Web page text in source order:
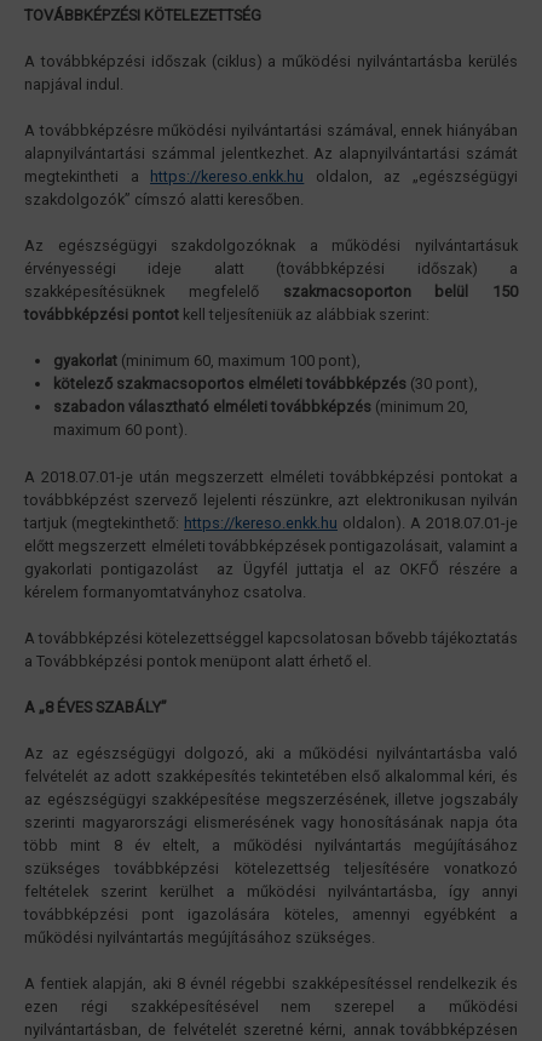
TOVÁBBKÉPZÉSI KÖTELEZETTSÉG
A továbbképzési időszak (ciklus) a működési nyilvántartásba kerülés
napjával indul.
A továbbképzésre működési nyilvántartási számával, ennek hiányában
alapnyilvántartási számmal jelentkezhet. Az alapnyilvántartási számát
megtekintheti a
https://kereso.enkk.hu oldalon, az „egészségügyi
szakdolgozók” címszó alatti keresőben.
Az egészségügyi szakdolgozóknak a működési nyilvántartásuk
érvényességi ideje alatt (továbbképzési időszak) a
szakképesítésüknek megfelelő szakmacsoporton belül 150
továbbképzési pontot kell teljesíteniük az alábbiak szerint:
gyakorlat (minimum 60, maximum 100 pont),
kötelező szakmacsoportos elméleti továbbképzés (30 pont),
szabadon választható elméleti továbbképzés (minimum 20,
maximum 60 pont).
A 2018.07.01-je után megszerzett elméleti továbbképzési pontokat a
továbbképzést szervező lejelenti részünkre, azt elektronikusan nyilván
tartjuk (megtekinthető: https://kereso.enkk.hu oldalon). A 2018.07.01-je
előtt megszerzett elméleti továbbképzések pontigazolásait, valamint a
gyakorlati pontigazolást az Ügyfél juttatja el az OKFŐ részére a
kérelem formanyomtatványhoz csatolva.
A továbbképzési kötelezettséggel kapcsolatosan bővebb tájékoztatás
a Továbbképzési pontok menüpont alatt érhető el.
A „8 ÉVES SZABÁLY”
Az az egészségügyi dolgozó, aki a működési nyilvántartásba való
felvételét az adott szakképesítés tekintetében első alkalommal kéri, és
az egészségügyi szakképesítése megszerzésének, illetve jogszabály
szerinti magyarországi elismerésének vagy honosításának napja óta
több mint 8 év eltelt, a működési nyilvántartás megújításához
szükséges továbbképzési kötelezettség teljesítésére vonatkozó
feltételek szerint kerülhet a működési nyilvántartásba, így annyi
továbbképzési pont igazolására köteles, amennyi egyébként a
működési nyilvántartás megújításához szükséges.
A fentiek alapján, aki 8 évnél régebbi szakképesítéssel rendelkezik és
ezen régi szakképesítésével nem szerepel a működési
nyilvántartásban, de felvételét szeretné kérni, annak továbbképzésen